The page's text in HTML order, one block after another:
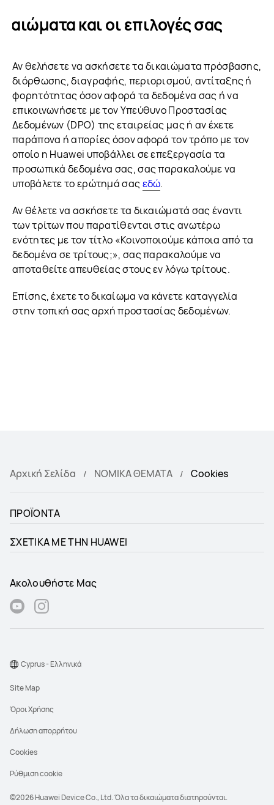
και οι επιλογές σας
Αν θελήσετε να ασκήσετε τα δικαιώματα πρόσβασης,
διόρθωσης, διαγραφής, περιορισμού, αντίταξης ή
φορητότητας όσον αφορά τα δεδομένα σας ή να
επικοινωνήσετε με τον Υπεύθυνο Προστασίας
Δεδομένων (DPO) της εταιρείας μας ή αν έχετε
παράπονα ή απορίες όσον αφορά τον τρόπο με τον
οποίο η Huawei υποβάλλει σε επεξεργασία τα
προσωπικά δεδομένα σας, σας παρακαλούμε να
υποβάλετε το ερώτημά σαςεδώ.
Αν θέλετε να ασκήσετε τα δικαιώματά σας έναντι
των τρίτων που παρατίθενται στις ανωτέρω
ενότητες με τον τίτλο «Κοινοποιούμε κάποια από τα
δεδομένα σε τρίτους;», σας παρακαλούμε να
αποταθείτε απευθείας στους εν λόγω τρίτους.
Επίσης, έχετε το δικαίωμα να κάνετε καταγγελία
στην τοπική σας αρχή προστασίας δεδομένων.
Αρχική Σελίδα ΝΟΜΙΚΑ ΘΕΜΑΤΑ Cookies
ΠΡΟΪΟΝΤΑ
ΣΧΕΤΙΚΑ ΜΕ ΤΗΝ HUAWEI
Ακολουθήστε Μας
©2026 Huawei Device Co., Ltd. Όλα τα δικαιώματα διατηρούνται.
Site Map
Όροι Χρήσης
Δήλωση απορρήτου
Cookies
Ρύθμιση cookie
Cyprus - Ελληνικά